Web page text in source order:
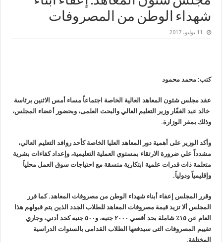
شهداء الوطن من المصروفات
11 يوليو، 2017
كتب: محمد محمود
عقد مجلس شئون المعاهد العالية الخاصة اجتماعاً مساء أمس الاثنين برئاسة
خالد عبد الغفّار وزير التعليم العالي والبحث العلمى، وبحضور أعضاء المجلس،
وذلك بمقر الوزارة.
وأكد الوزير على أهمية دور المعاهد العليا الخاصة كأحد روافد التعليم العالي،
مشدداً علي ضرورة الارتقاء بمستوي العملية التعليمية، وإعداد كفاءات بشرية
متعلمة ذات قدرات علمية ابتكارية متسقة مع احتياجات سوق العمل محلياً
وإقليمياً ودولياً.
وقرر المجلس إعفاء أبناء شهداء الوطن من مصروفات المعاهد. كما قرر
المجلس ألا تزيد قيمة مصروفات المعاهد للطلاب الجدد الذين يتم قبولهم هذا
العام عن ١٥٪‏ شاملة بحد أقصي ٢٠٠٠ جنيه، و٥٠٠ جنيه كحد أدني، وجاري
تقييم المصروفات التى سيدفعها الطلاب القدامى بالسنوات الدراسية
المختلفة.